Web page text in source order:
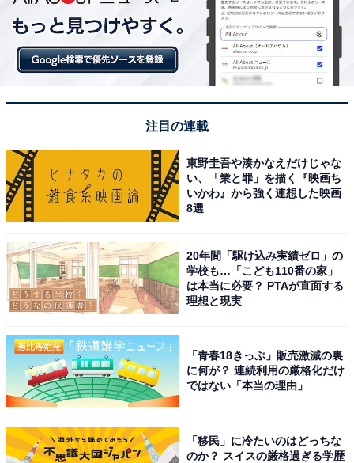
注目の連載
東野圭吾や湊かなえだけじゃな
い、「業と罪」を描く『映画ち
いかわ』から強く連想した映画
8選
20年間「駆け込み実績ゼロ」の
学校も…「こども110番の家」
は本当に必要？ PTAが直面する
理想と現実
「青春18きっぷ」販売激減の裏
に何が？ 連続利用の厳格化だけ
ではない「本当の理由」
「移民」に冷たいのはどっちな
のか？ スイスの厳格過ぎる学歴